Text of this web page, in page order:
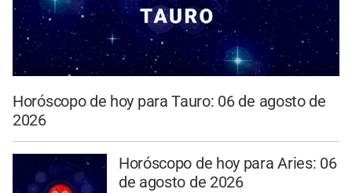
Horóscopo de hoy para Tauro: 06 de agosto de
2026
Horóscopo de hoy para Aries: 06
de agosto de 2026